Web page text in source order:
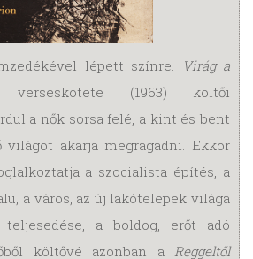
lépett színre.
Virág a
(1963) költői
a nők sorsa felé, a kint és bent
világot akarja megragadni. Ekkor
a szocialista építés, a
a város, az új lakótelepek világa
a boldog, erőt adó
költővé azonban a Reggeltől